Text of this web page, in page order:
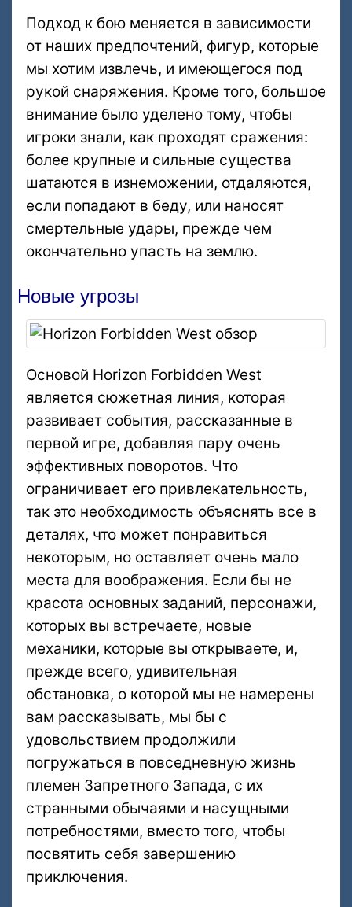
Подход к бою меняется в зависимости
от наших предпочтений, фигур, которые
мы хотим извлечь, и имеющегося под
рукой снаряжения. Кроме того, большое
внимание было уделено тому, чтобы
игроки знали, как проходят сражения:
более крупные и сильные существа
шатаются в изнеможении, отдаляются,
если попадают в беду, или наносят
смертельные удары, прежде чем
окончательно упасть на землю.
Новые угрозы
Основой Horizon Forbidden West
является сюжетная линия, которая
развивает события, рассказанные в
первой игре, добавляя пару очень
эффективных поворотов. Что
ограничивает его привлекательность,
так это необходимость объяснять все в
деталях, что может понравиться
некоторым, но оставляет очень мало
места для воображения. Если бы не
красота основных заданий, персонажи,
которых вы встречаете, новые
механики, которые вы открываете, и,
прежде всего, удивительная
обстановка, о которой мы не намерены
вам рассказывать, мы бы с
удовольствием продолжили
погружаться в повседневную жизнь
племен Запретного Запада, с их
странными обычаями и насущными
потребностями, вместо того, чтобы
посвятить себя завершению
приключения.